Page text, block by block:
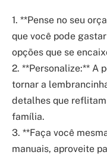
1. **Pense no seu
que você pode
opções que se
2. **Personalize:** A
tornar a
detalhes que
família.
3. **Faça você
manuais, aproveite